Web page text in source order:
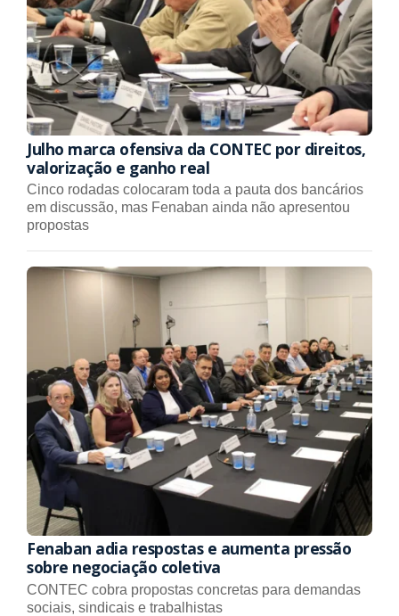
Julho marca ofensiva da CONTEC por direitos,
valorização e ganho real
Cinco rodadas colocaram toda a pauta dos bancários
em discussão, mas Fenaban ainda não apresentou
propostas
Fenaban adia respostas e aumenta pressão
sobre negociação coletiva
CONTEC cobra propostas concretas para demandas
sociais, sindicais e trabalhistas